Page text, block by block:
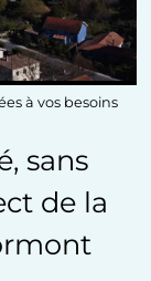
à vos besoins
sans
de la